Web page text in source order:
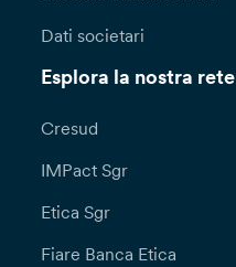
Dati societari
Esplora la nostra rete
Cresud
IMPact Sgr
Etica Sgr
Fiare Banca Etica